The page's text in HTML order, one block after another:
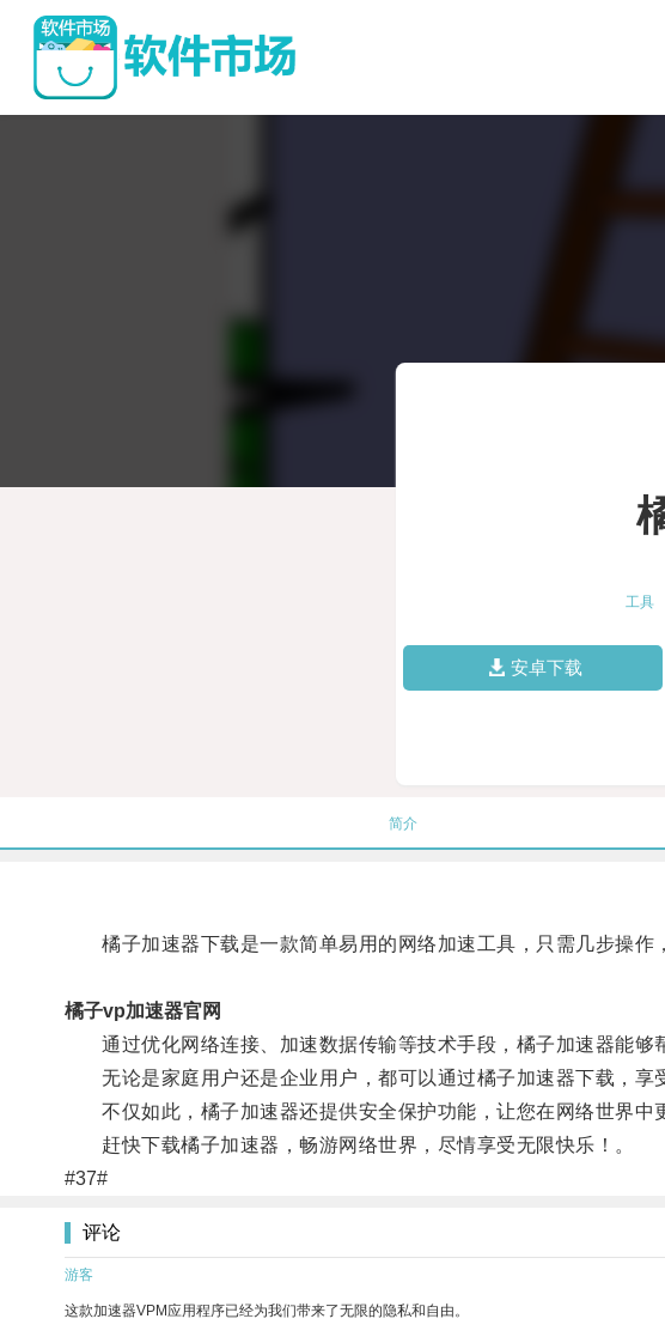
工具
安卓下载
简介
橘子加速器下载是一款简单易用的网络加速工具，只需几步操作
橘子vp加速器官网
通过优化网络连接、加速数据传输等技术手段，橘子加速器能够
无论是家庭用户还是企业用户，都可以通过橘子加速器下载，享
不仅如此，橘子加速器还提供安全保护功能，让您在网络世界中
赶快下载橘子加速器，畅游网络世界，尽情享受无限快乐！。
#37#
评论
游客
这款加速器VPM应用程序已经为我们带来了无限的隐私和自由。